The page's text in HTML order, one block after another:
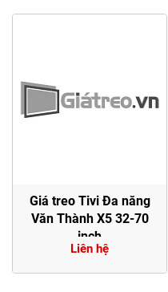
Giá treo Tivi Đa năng
Văn Thành X5 32-70
inch
Liên hệ